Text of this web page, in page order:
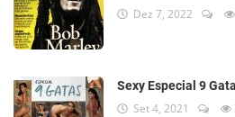
Dez 7, 2022
Sexy Especial 9
Set 4, 2021